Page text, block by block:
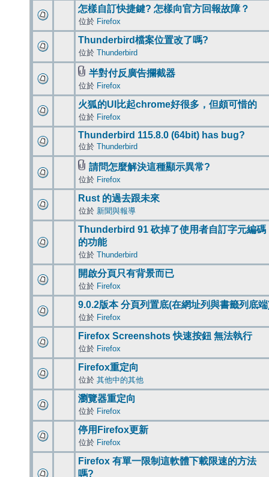
怎樣自訂快捷鍵? 怎樣向官方回報故障？
位於 Firefox
Thunderbird檔案位置改了嗎?
位於 Thunderbird
半對付反廣告攔截器
位於 Firefox
火狐的UI比起chrome好很多，但頗可惜的
位於 Firefox
Thunderbird 115.8.0 (64bit) has bug?
位於 Thunderbird
請問怎麼解決這種顯示異常?
位於 Firefox
Rust 的過去跟未來
位於 新聞與報導
Thunderbird 91 砍掉了使用者自訂字元編碼
的功能
位於 Thunderbird
開啟分頁只有背景而已
位於 Firefox
9.0.2版本 分頁列置底(在網址列與書籤列底
位於 Firefox
Firefox Screenshots 快速按鈕 無法執行
位於 Firefox
Firefox重定向
位於 其他中的其他
瀏覽器重定向
位於 Firefox
停用Firefox更新
位於 Firefox
Firefox 有單一限制這軟體下載限速的方法
嗎?